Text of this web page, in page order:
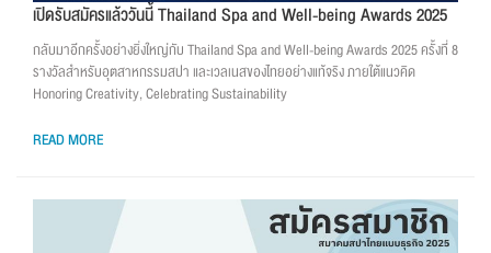
เปิดรับสมัครแล้ววันนี้ Thailand Spa and Well-being Awards 2025
กลับมาอีกครั้งอย่างยิ่งใหญ่กับ Thailand Spa and Well-being Awards 2025 ครั้งที่ 8
รางวัลสำหรับอุตสาหกรรมสปา และเวลเนสของไทยอย่างแท้จริง ภายใต้แนวคิด
Honoring Creativity, Celebrating Sustainability
READ MORE